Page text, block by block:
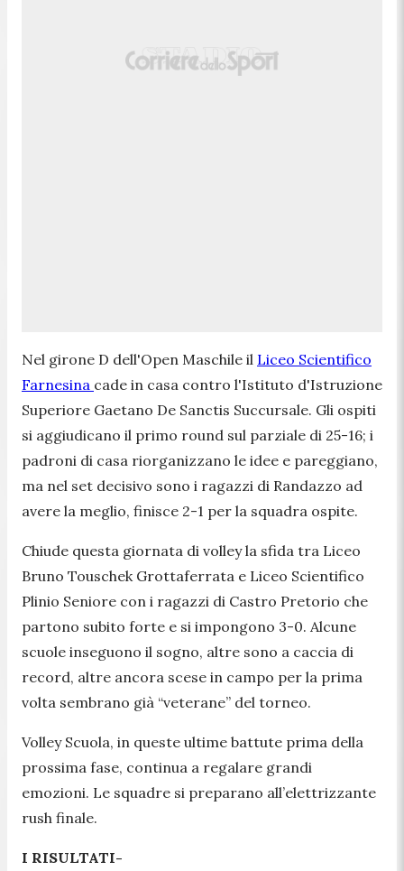
Nel girone D dell'Open Maschile il Liceo Scientifico
Farnesina cade in casa contro l'Istituto d'Istruzione
Superiore Gaetano De Sanctis Succursale. Gli ospiti
si aggiudicano il primo round sul parziale di 25-16; i
padroni di casa riorganizzano le idee e pareggiano,
ma nel set decisivo sono i ragazzi di Randazzo ad
avere la meglio, finisce 2-1 per la squadra ospite.
Chiude questa giornata di volley la sfida tra Liceo
Bruno Touschek Grottaferrata e Liceo Scientifico
Plinio Seniore con i ragazzi di Castro Pretorio che
partono subito forte e si impongono 3-0. Alcune
scuole inseguono il sogno, altre sono a caccia di
record, altre ancora scese in campo per la prima
volta sembrano già “veterane” del torneo.
Volley Scuola, in queste ultime battute prima della
prossima fase, continua a regalare grandi
emozioni. Le squadre si preparano all’elettrizzante
rush finale.
I RISULTATI-